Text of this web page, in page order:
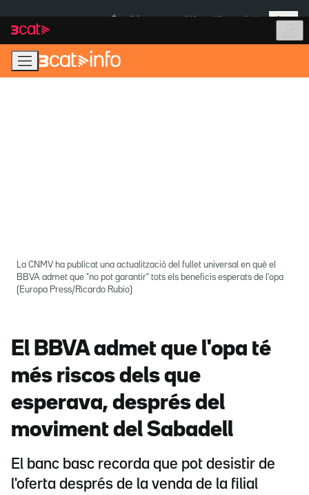
navegació
principal
contingut
Més
La CNMV ha publicat una actualització del fullet universal en què el
BBVA admet que "no pot garantir" tots els beneficis esperats de l'opa
(Europa Press/Ricardo Rubio)
El BBVA admet que l'opa té
més riscos dels que
esperava, després del
moviment del Sabadell
El banc basc recorda que pot desistir de
l'oferta després de la venda de la filial